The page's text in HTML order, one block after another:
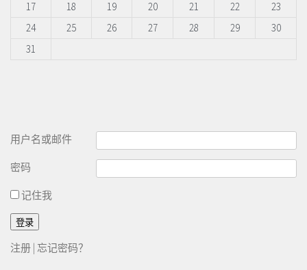
17
18 19 20 21 22
23
24
25 26 27 28 29
30
31
用户名或邮件
密码
记住我
注册 忘记密码？